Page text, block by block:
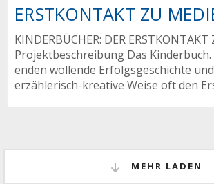
ERSTKONTAKT ZU
KINDERBÜCHER: DER ERSTKONTAKT
Projektbeschreibung Das Kinderbuch.
enden wollende Erfolgsgeschichte
erzählerisch-kreative Weise oft den
MEHR LADEN